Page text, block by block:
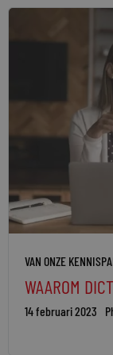
VAN ONZE
WAAROM
14 februari 2023